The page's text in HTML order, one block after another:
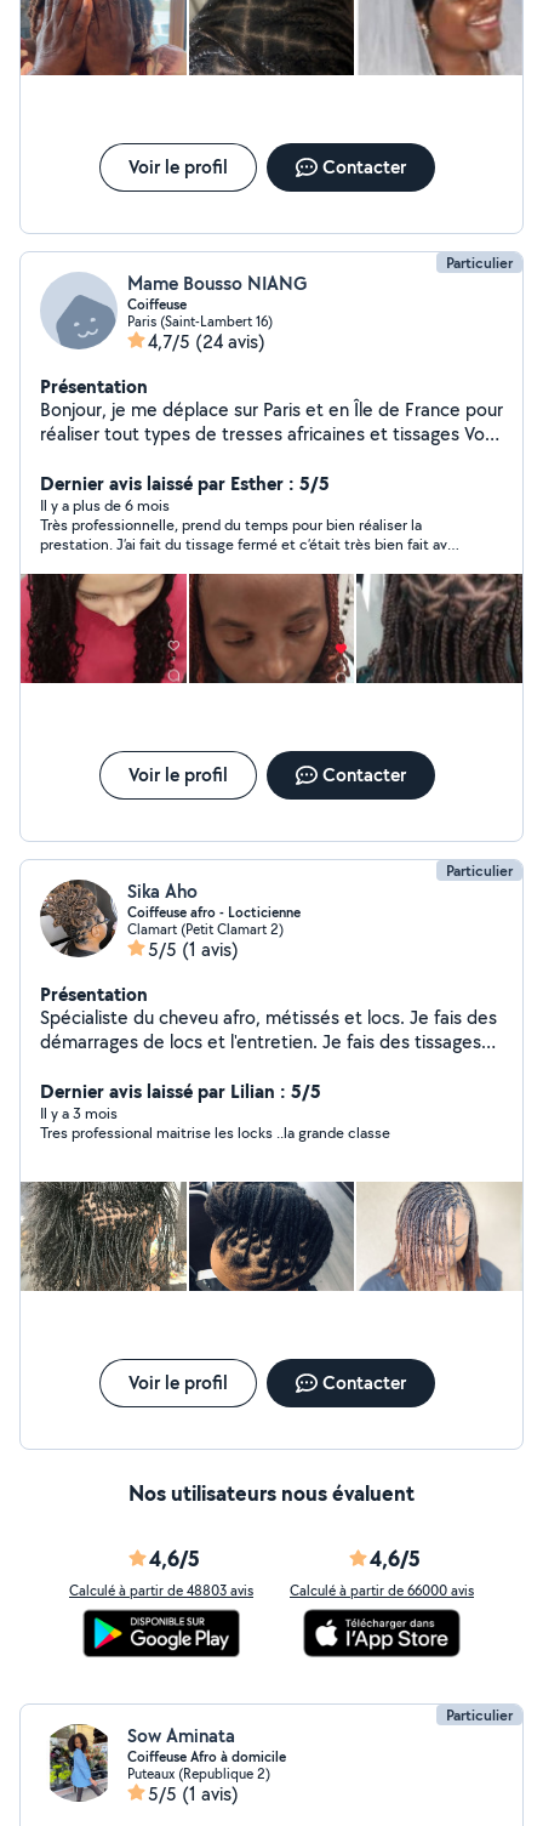
Voir le profil Contacter
Particulier
Mame Bousso NIANG
Coiffeuse
Paris (Saint-Lambert 16)
4,7/5 (24 avis)
Présentation
Bonjour, je me déplace sur Paris et en Île de France pour
réaliser tout types de tresses africaines et tissages Vous
Instagram @lareinedestressessenegalaises
Dernier avis laissé par Esther : 5/5
Il y a plus de 6 mois
Très professionnelle, prend du temps pour bien réaliser la
prestation. J’ai fait du tissage fermé et c’était très bien fait avec
fortement.
Voir le profil Contacter
Particulier
Sika Aho
Coiffeuse afro - Locticienne
Clamart (Petit Clamart 2)
5/5 (1 avis)
Présentation
Spécialiste du cheveu afro, métissés et locs. Je fais des
démarrages de locs et l'entretien. Je fais des tissages
tresse également les enfants sans rajouts. Mon
WhatsApp +447845672923
Dernier avis laissé par Lilian : 5/5
Il y a 3 mois
Tres professional maitrise les locks ..la grande classe
Voir le profil Contacter
Nos utilisateurs nous évaluent
4,6/5
Calculé à partir de 48803 avis
4,6/5
Calculé à partir de 66000 avis
Particulier
Sow Aminata
Coiffeuse Afro à domicile
Puteaux (Republique 2)
5/5 (1 avis)